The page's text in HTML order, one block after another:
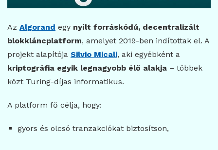
Az Algorand egy nyílt forráskódú, decentralizált
blokkláncplatform, amelyet 2019-ben indítottak el. A
projekt alapítója Silvio Micali, aki egyébként a
kriptográfia egyik legnagyobb élő alakja – többek
közt Turing-díjas informatikus.
A platform fő célja, hogy:
gyors és olcsó tranzakciókat biztosítson,